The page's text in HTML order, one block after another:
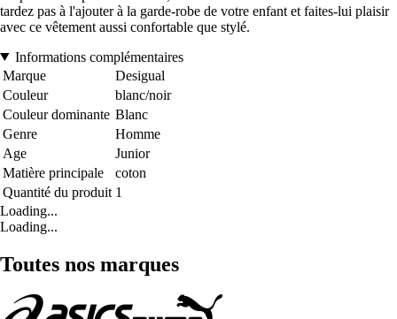
tardez pas à l'ajouter à la garde-robe de votre enfant et faites-lui plaisir
avec ce vêtement aussi confortable que stylé.
Informations complémentaires
Marque
Desigual
Couleur
blanc/noir
Couleur dominante Blanc
Genre
Homme
Age
Junior
Matière principale
coton
Quantité du produit 1
Loading...
Loading...
Toutes nos marques